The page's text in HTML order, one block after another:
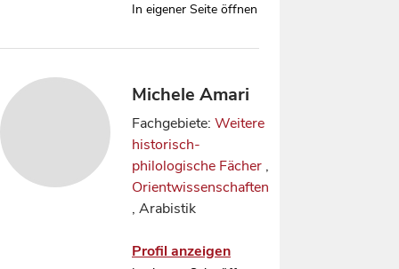
In eigener Seite öffnen
Michele Amari
Fachgebiete: Weitere
historisch-
philologische Fächer ,
Orientwissenschaften
, Arabistik
Profil anzeigen